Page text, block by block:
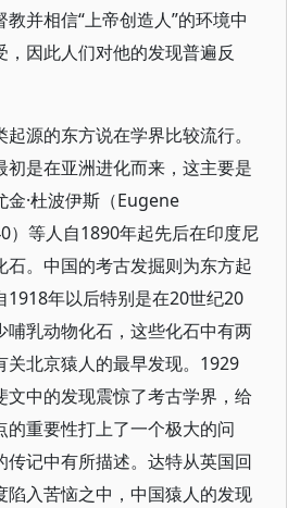
并相信“上帝创造人”的环境中
，因此人们对他的发现普遍反
源的东方说在学界比较流行。
初是在亚洲进化而来，这主要是
金·杜波伊斯（Eugene
等人自1890年起先后在印度尼
石。中国的考古发掘则为东方起
1918年以后特别是在20世纪20
哺乳动物化石，这些化石中有两
关北京猿人的最早发现。1929
文中的发现震惊了考古学界，给
的重要性打上了一个极大的问
传记中有所描述。达特从英国回
陷入苦恼之中，中国猿人的发现